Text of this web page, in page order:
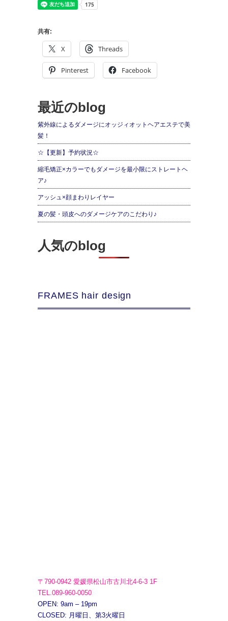
共有:
X Threads
Pinterest Facebook
最近のblog
紫外線によるダメージにオッジィオットヘアエステで美
髪！
☆【更新】予約状況☆
縮毛矯正×カラーでもダメージを最小限にストレートヘ
ア♪
アッシュ×顔まわりレイヤー
夏の髪・頭皮へのダメージケアのこだわり♪
人気のblog
FRAMES hair design
〒790-0942 愛媛県松山市古川北4-6-3 1F
TEL.089-960-0050
OPEN: 9am – 19pm
CLOSED: 月曜日、第3火曜日